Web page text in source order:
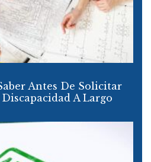
Antes De Solicitar
A Largo